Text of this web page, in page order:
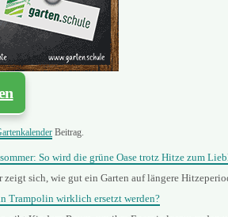
Beitrag.
So wird die grüne Oase trotz Hitze zum
zeigt sich, wie gut ein Garten auf längere
Trampolin wirklich ersetzt werden?